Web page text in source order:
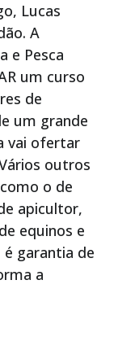
Lucas
A
e Pesca
um curso
de
um grande
vai ofertar
outros
o de
apicultor,
equinos e
garantia de
a